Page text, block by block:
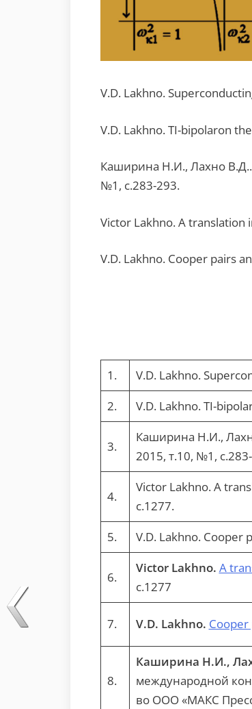
V.D. Lakhno.
V.D. Lakhno. TI-bipolaron
Каширина Н.И., Лахно В.Д..
№1, с.283-293.
Victor Lakhno. A translation
V.D. Lakhno. Cooper pairs
1.
V.D. Lakhno.
2.
V.D. Lakhno. TI-
3.
Каширина Н.И.,
2015, т.10, №1,
4.
Victor Lakhno. A
с.1277.
5.
V.D. Lakhno. Cooper
6.
Victor Lakhno. A
с.1277
7. V.D. Lakhno. Cooper
8.
Каширина Н.И.,
международной
во ООО «МАКС